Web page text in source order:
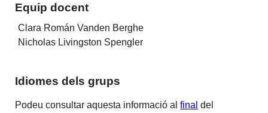
Equip docent
Clara Román Vanden Berghe
Nicholas Livingston Spengler
Idiomes dels grups
Podeu consultar aquesta informació alfinal del